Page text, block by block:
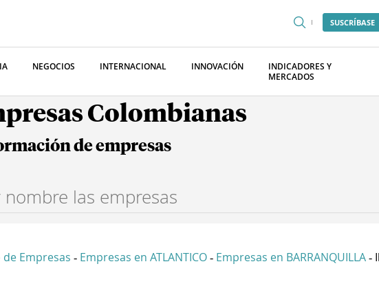
SUSCRÍBASE
NEGOCIOS INTERNACIONAL INNOVACIÓN
INDICADORES Y
MERCADOS
Colombianas
de empresas
Empresas - Empresas en ATLANTICO - Empresas en BARRANQUILLA -